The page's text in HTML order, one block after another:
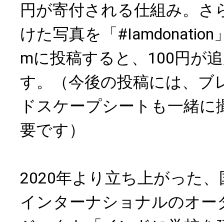
円が寄付される仕組み。さ
けた写真を「#Iamdonation
mに投稿すると、100円が
す。（今後の投稿には、ブ
ドスケープシートも一緒
要です）
2020年より立ち上がった、
インターナショナルのオー